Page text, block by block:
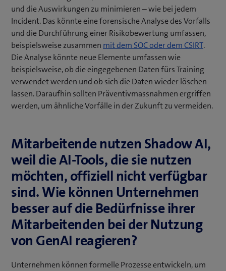
und die Auswirkungen zu minimieren – wie bei jedem
Incident. Das könnte eine forensische Analyse des Vorfalls
und die Durchführung einer Risikobewertung umfassen,
beispielsweise zusammen mit dem SOC oder dem CSIRT(
f
f
n
e
e
s
.
Die Analyse könnte neue Elemente umfassen wie
beispielsweise, ob die eingegebenen Daten fürs Training
verwendet werden und ob sich die Daten wieder löschen
lassen. Daraufhin sollten Präventivmassnahmen ergriffen
werden, um ähnliche Vorfälle in der Zukunft zu vermeiden.
Mitarbeitende nutzen Shadow AI,
weil die AI-Tools, die sie nutzen
möchten, offiziell nicht verfügbar
sind. Wie können Unternehmen
besser auf die Bedürfnisse ihrer
Mitarbeitenden bei der Nutzung
von GenAI reagieren?
Unternehmen können formelle Prozesse entwickeln, um